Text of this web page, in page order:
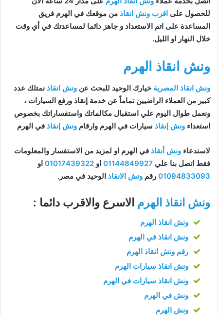
للحصول على اقرب ونش انقاذ من موقعك في الهرم فريق
المساعدة على اتم الاستعداد و جاهز دائما لمساعدتك في أي وقت
خلال النهار او الليل.
ونش انقاذ الهرم
ونش انقاذ المصرية خيارك الوحيد للبحث عن ونش انقاذ نمتلك عدد
كبير من العملاء الراضيين تماماً عن خدمة إنقاذ ورفع السيارات ،
ونعمل طوال اليوم علي استقبال مكالماتك واستفساراتك بخصوص
استعداء ونش إنقاذ سيارات في الهرم وارقام ونش إنقاذ في الهرم
لاستدعاء ونش أنقاذ في الهرم او لمزيد من الاستفسار والمعلومات
فقط اتصل بنا علي 01144849927 او 01017439322 او
01094833093 رقم ونش الانقاذ الوحيد في مصر.
ونش انقاذ الهرم الاسرع والاقرب دائما :
ونش انقاذ الهرم
ونش انقاذ في الهرم
رقم ونش انقاذ الهرم
ونش انقاذ سيارات الهرم
ونش انقاذ سيارات في الهرم
ونش في الهرم
ونش الهرم